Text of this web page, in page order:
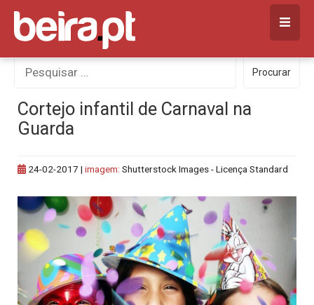
Skip
content
Procurar
por:
Procurar
Cortejo infantil de Carnaval na
Guarda
24-02-2017 | imagem: Shutterstock Images - Licença Standard